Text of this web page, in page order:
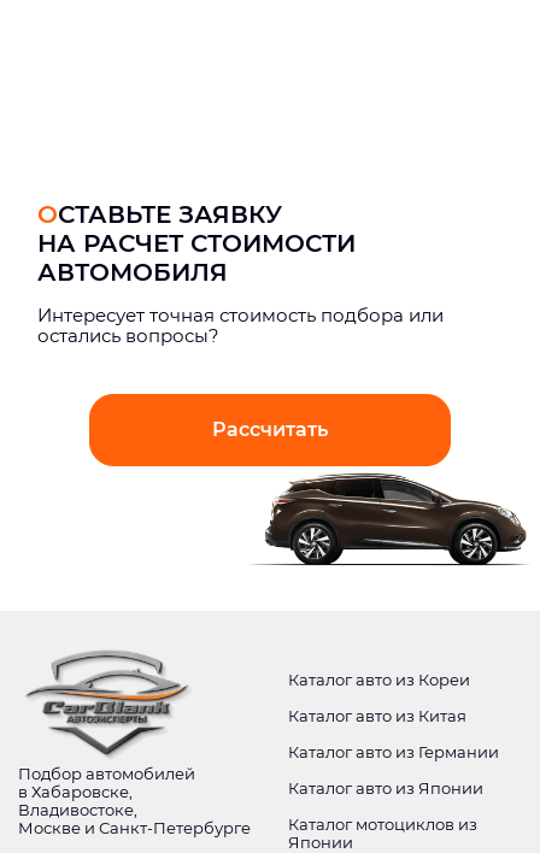
ОСТАВЬТЕ ЗАЯВКУ
НА РАСЧЕТ СТОИМОСТИ
АВТОМОБИЛЯ
Интерeсует точная стоимость подбора или
остались вопросы?
Рассчитать
Подбор автомобилей
в Хабаровске,
Владивостоке,
Москве и Санкт-Петербурге
Каталог авто из Кореи
Каталог авто из Китая
Каталог авто из Германии
Каталог авто из Японии
Каталог мотоциклов из
Японии